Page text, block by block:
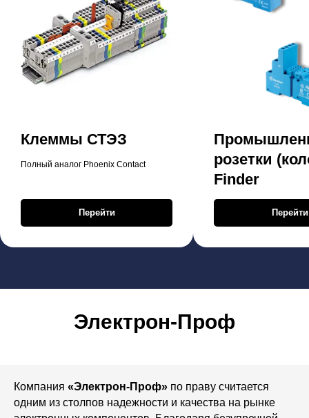
Клеммы СТЭЗ
Полный аналог Phoenix Contact
Перейти
розетки
Finder
Перейти
Электрон-Проф
Компания «Электрон-Проф» по праву считается
одним из столпов надежности и качества на рынке